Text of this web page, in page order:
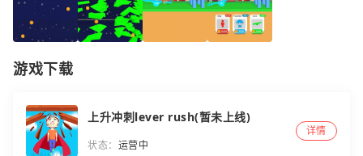
游戏下载
上升冲刺lever rush(暂未上线)
状态： 运营中
详情